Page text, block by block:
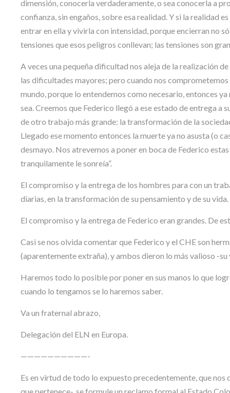
dimensión, conocerla verdaderamente, o sea conocerla a
confianza, sin engaños, sobre esa realidad. Y si la realidad
entrar en ella y vivirla con intensidad, porque encierran no
tensiones que esos peligros conllevan; las tensiones son
A veces una pequeña dificultad nos aleja de la realización
las dificultades mayores; pero cuando nos
mundo, porque lo entendemos como necesario, entonces
sea. Creemos que Federico llegó a ese estado de entrega
de otro trabajo más grande: la transformación de la
Llegado ese momento entonces la muerte ya no asusta (o
desmayo. Nos atrevemos a poner en boca de Federico
tranquilamente le sonreía”.
El compromiso y la entrega de los hombres para con un
diarias, en la transformación de su pensamiento y de su vida.
El compromiso y la entrega de Federico eran grandes. De
Casi se nos olvida comentar que Federico y el CHE son
(aparentemente extraña), y ambos dieron lo más valioso -
Haremos todo lo posible por poner en sus manos lo que
cuando lo tengamos se lo haremos saber.
Va un fraternal abrazo,
Delegación del ELN en Europa.
——————————-
Es en virtud de todo lo expuesto precedentemente, que